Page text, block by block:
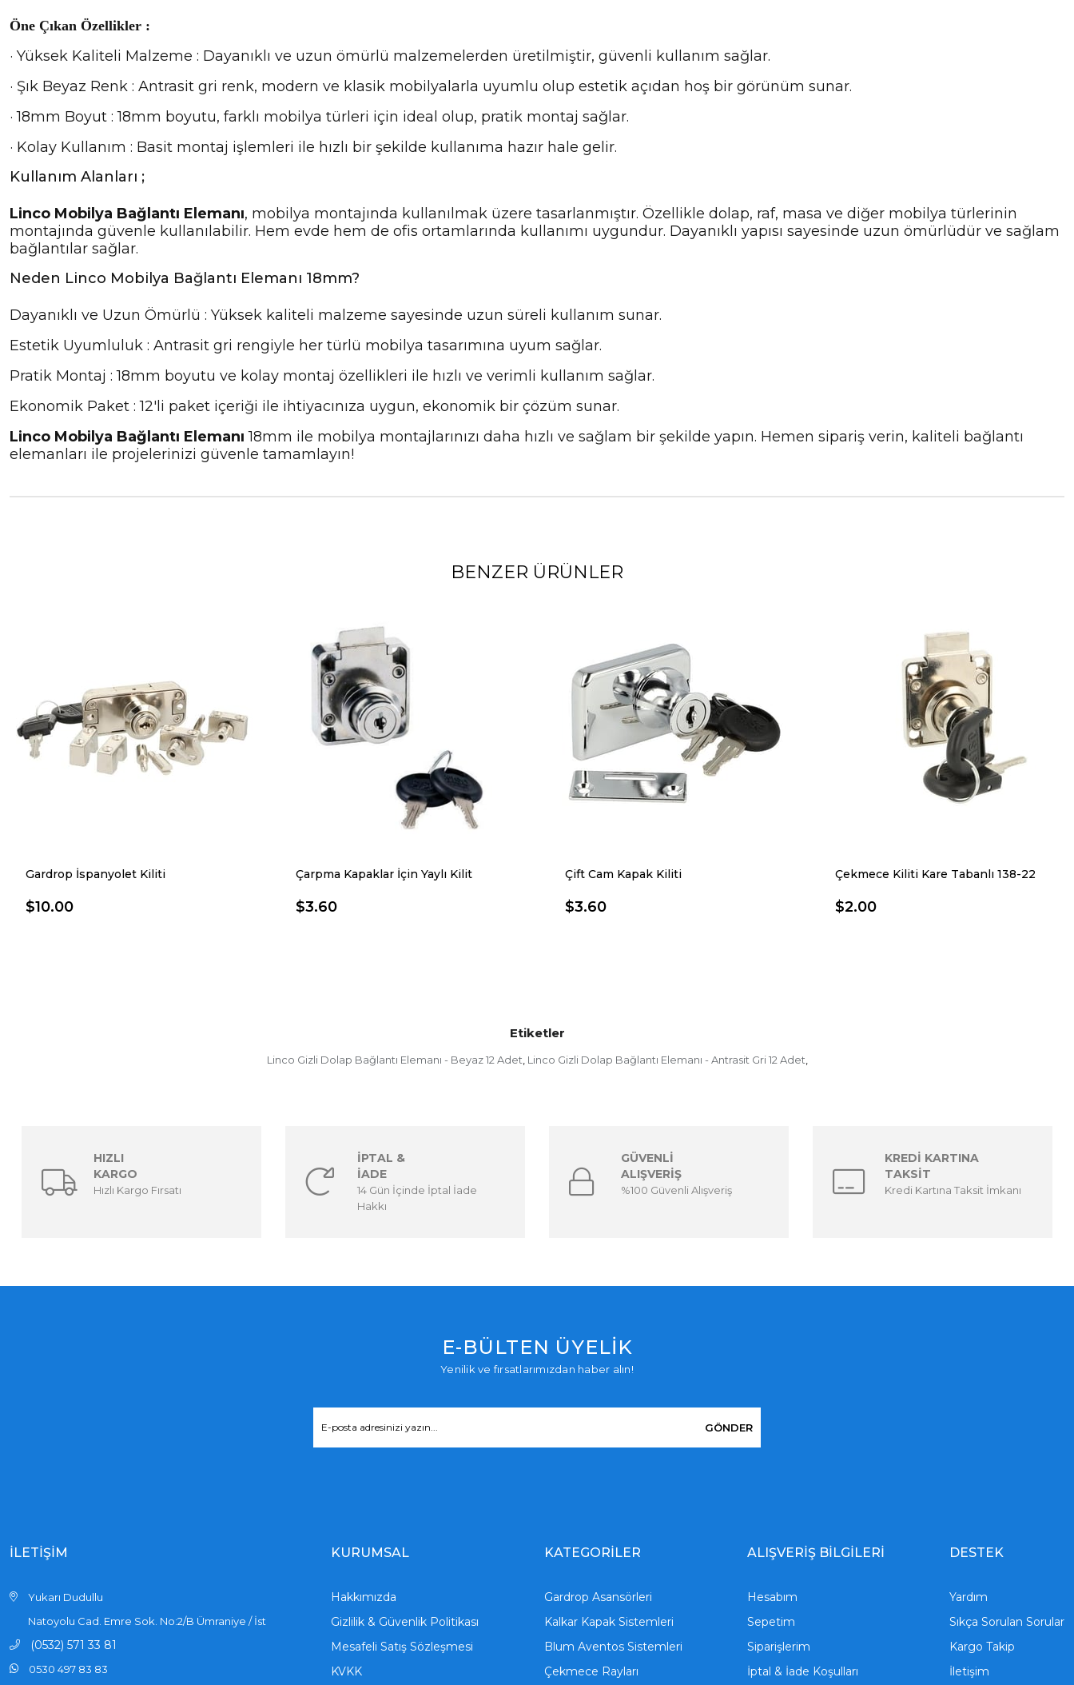
Öne Çıkan Özellikler :
· Yüksek Kaliteli Malzeme : Dayanıklı ve uzun ömürlü malzemelerden üretilmiştir, güvenli kullanım sağlar.
· Şık Beyaz Renk : Antrasit gri renk, modern ve klasik mobilyalarla uyumlu olup estetik açıdan hoş bir görünüm sunar.
·18mm Boyut : 18mm boyutu, farklı mobilya türleri için ideal olup, pratik montaj sağlar.
· Kolay Kullanım : Basit montaj işlemleri ile hızlı bir şekilde kullanıma hazır hale gelir.
Kullanım Alanları ;
Linco Mobilya Bağlantı Elemanı, mobilya montajında kullanılmak üzere tasarlanmıştır. Özellikle dolap, raf, masa ve diğer mobilya türlerinin
montajında güvenle kullanılabilir. Hem evde hem de ofis ortamlarında kullanımı uygundur. Dayanıklı yapısı sayesinde uzun ömürlüdür ve sağlam
bağlantılar sağlar.
Neden Linco Mobilya Bağlantı Elemanı 18mm?
Dayanıklı ve Uzun Ömürlü : Yüksek kaliteli malzeme sayesinde uzun süreli kullanım sunar.
Estetik Uyumluluk : Antrasit gri rengiyle her türlü mobilya tasarımına uyum sağlar.
Pratik Montaj : 18mm boyutu ve kolay montaj özellikleri ile hızlı ve verimli kullanım sağlar.
Ekonomik Paket : 12'li paket içeriği ile ihtiyacınıza uygun, ekonomik bir çözüm sunar.
Linco Mobilya Bağlantı Elemanı 18mm ile mobilya montajlarınızı daha hızlı ve sağlam bir şekilde yapın. Hemen sipariş verin, kaliteli bağlantı
elemanları ile projelerinizi güvenle tamamlayın!
BENZER ÜRÜNLER
Gardrop İspanyolet Kiliti
$10.00
Çarpma Kapaklar İçin Yaylı Kilit
$3.60
Çift Cam Kapak Kiliti
$3.60
Çekmece Kiliti Kare Tabanlı 138-22
$2.00
Etiketler
Linco Gizli Dolap Bağlantı Elemanı - Beyaz 12 Adet Linco Gizli Dolap Bağlantı Elemanı - Antrasit Gri 12 Adet
HIZLI
KARGO
Hızlı Kargo Fırsatı
İPTAL &
İADE
14 Gün İçinde İptal İade
Hakkı
GÜVENLİ
ALIŞVERİŞ
%100 Güvenli Alışveriş
KREDİ KARTINA
TAKSİT
Kredi Kartına Taksit İmkanı
E-BÜLTEN ÜYELİK
Yenilik ve fırsatlarımızdan haber alın!
GÖNDER
İLETİŞİM
Yukarı Dudullu
Natoyolu Cad. Emre Sok. No:2/B Ümraniye / İst
(0532) 571 33 81
0530 497 83 83
KURUMSAL
Hakkımızda
Gizlilik & Güvenlik Politikası
Mesafeli Satış Sözleşmesi
KVKK
KATEGORİLER
Gardrop Asansörleri
Kalkar Kapak Sistemleri
Blum Aventos Sistemleri
Çekmece Rayları
ALIŞVERİŞ BİLGİLERİ
Hesabım
Sepetim
Siparişlerim
İptal & İade Koşulları
DESTEK
Yardım
Sıkça Sorulan Sorular
Kargo Takip
İletişim